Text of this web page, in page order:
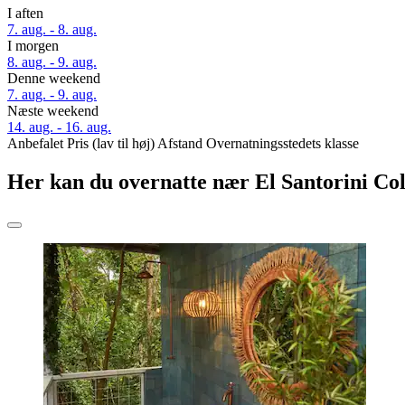
I aften
7. aug. - 8. aug.
I morgen
8. aug. - 9. aug.
Denne weekend
7. aug. - 9. aug.
Næste weekend
14. aug. - 16. aug.
Anbefalet Pris (lav til høj) Afstand Overnatningsstedets klasse
Her kan du overnatte nær El Santorini